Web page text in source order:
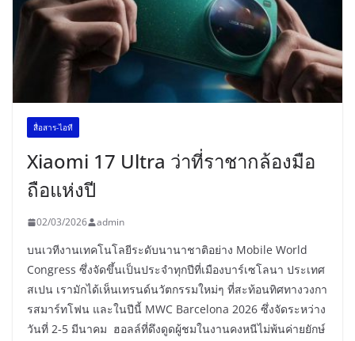
สื่อสาร-ไอที
Xiaomi 17 Ultra ว่าที่ราชากล้องมือ
ถือแห่งปี
02/03/2026 admin
บนเวทีงานเทคโนโลยีระดับนานาชาติอย่าง Mobile World
Congress ซึ่งจัดขึ้นเป็นประจำทุกปีที่เมืองบาร์เซโลนา ประเทศ
สเปน เรามักได้เห็นเทรนด์นวัตกรรมใหม่ๆ ที่สะท้อนทิศทางวงกา
รสมาร์ทโฟน และในปีนี้ MWC Barcelona 2026 ซึ่งจัดระหว่าง
วันที่ 2-5 มีนาคม ฮอลล์ที่ดึงดูดผู้ชมในงานคงหนีไม่พ้นค่ายยักษ์